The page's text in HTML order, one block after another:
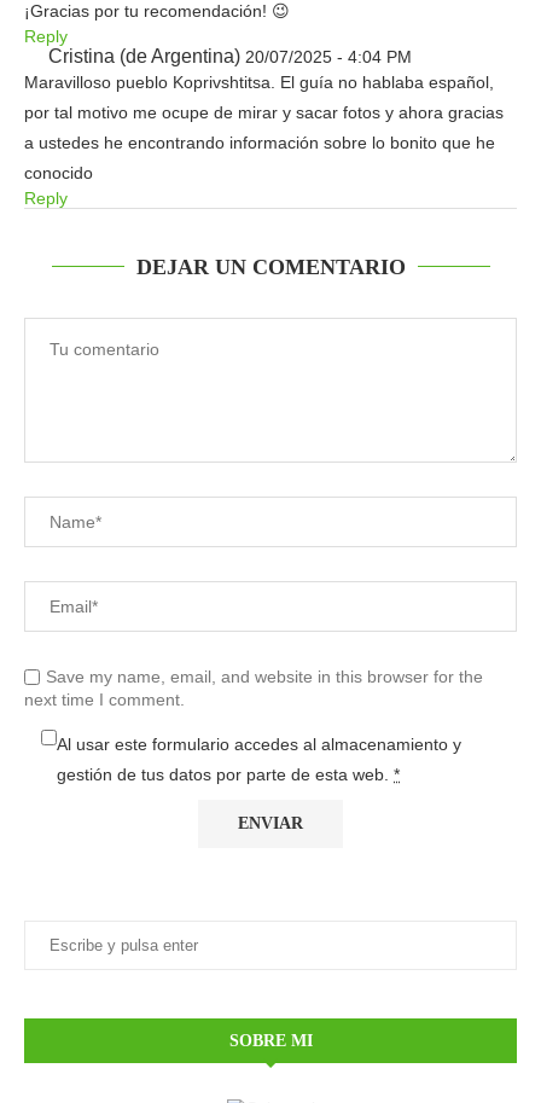
¡Gracias por tu recomendación! 😉
Reply
Cristina (de Argentina) 20/07/2025 - 4:04 PM
Maravilloso pueblo Koprivshtitsa. El guía no hablaba español,
por tal motivo me ocupe de mirar y sacar fotos y ahora gracias
a ustedes he encontrando información sobre lo bonito que he
conocido
Reply
DEJAR UN COMENTARIO
Save my name, email, and website in this browser for the
next time I comment.
Al usar este formulario accedes al almacenamiento y
gestión de tus datos por parte de esta web. *
SOBRE MI